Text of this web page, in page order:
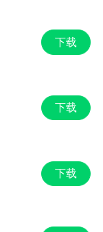
下载
下载
下载